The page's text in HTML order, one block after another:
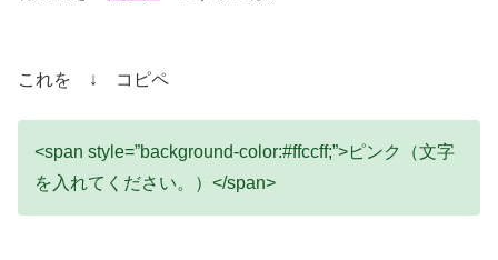
これを ↓ コピペ
<span style=”background-color:#ffccff;”>ピンク（文字
を入れてください。）</span>